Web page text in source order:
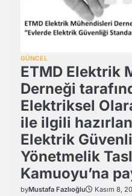
GÜNCEL
ETMD Elektrik
Derneği
Elektriksel
ile ilgili
Elektrik
Yönetmelik
Kamuoyu’na
byMustafa Fazlıoğlu Kasım 8,